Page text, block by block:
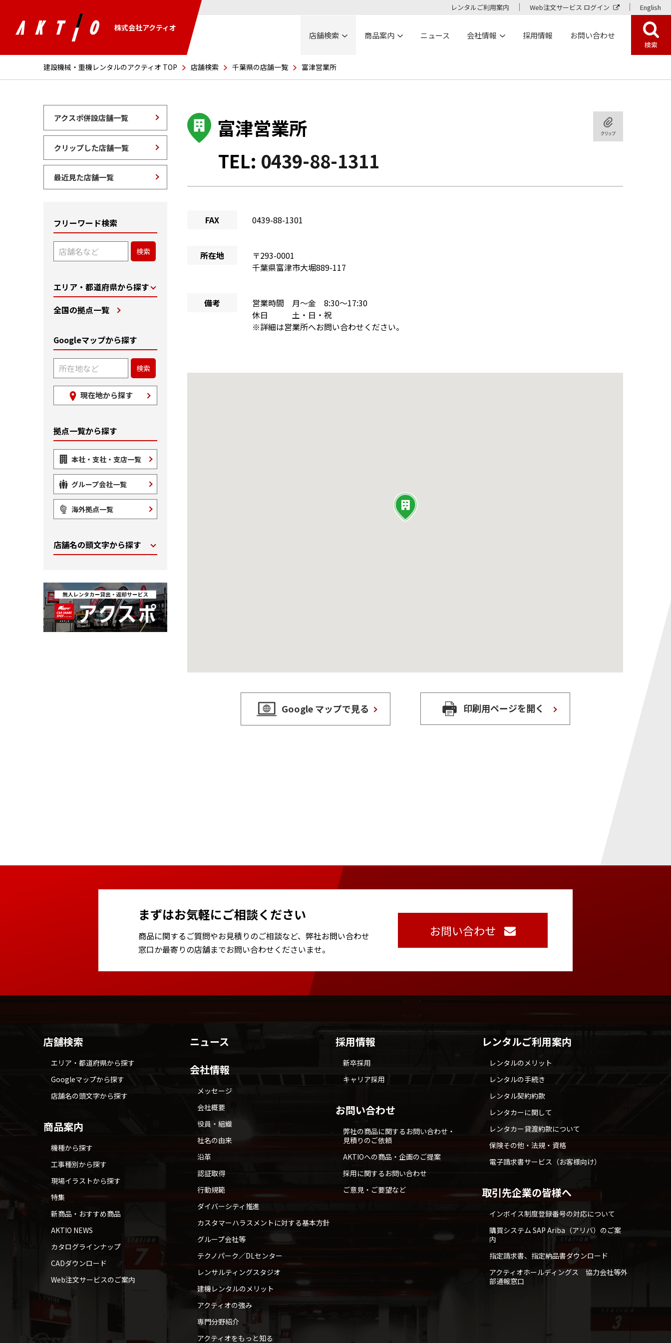
株式会社アクティオ
レンタルご利用案内 Web注文サービス ログイン English
店舗検索 商品案内 ニュース 会社情報 採用情報 お問い合わせ
検索
建設機械・重機レンタルのアクティオ TOP 店舗検索 千葉県の店舗一覧 富津営業所
富津営業所
TEL: 0439-88-1311
FAX 0439-88-1301
所在地 〒293-0001
千葉県富津市大堀889-117
備考
営業時間 月～金 8:30～17:30
休日 土・日・祝
※詳細は営業所へお問い合わせください。
Google マップで見る 印刷用ページを開く
アクスポ併設店舗一覧
クリップした店舗一覧
最近見た店舗一覧
フリーワード検索
エリア・都道府県から探す
全国の拠点一覧
Googleマップから探す
現在地から探す
拠点一覧から探す
本社・支社・支店一覧
グループ会社一覧
海外拠点一覧
店舗名の頭文字から探す
まずはお気軽にご相談ください
商品に関するご質問やお見積りのご相談など、 弊社お問い合わせ
窓口か最寄りの店舗までお問い合わせくださいませ。
お問い合わせ
店舗検索
エリア・都道府県から探す
Googleマップから探す
店舗名の頭文字から探す
商品案内
機種から探す
工事種別から探す
現場イラストから探す
特集
新商品・おすすめ商品
AKTIO NEWS
カタログラインナップ
CADダウンロード
Web注文サービスのご案内
ニュース
会社情報
メッセージ
会社概要
役員・組織
社名の由来
沿革
認証取得
行動規範
ダイバーシティ推進
カスタマーハラスメントに対する基本方針
グループ会社等
テクノパーク／DLセンター
レンサルティングスタジオ
建機レンタルのメリット
アクティオの強み
専門分野紹介
アクティオをもっと知る
採用情報
新卒採用
キャリア採用
お問い合わせ
弊社の商品に関するお問い合わせ・
見積りのご依頼
AKTIOへの商品・企画のご提案
採用に関するお問い合わせ
ご意見・ご要望など
レンタルご利用案内
レンタルのメリット
レンタルの手続き
レンタル契約約款
レンタカーに関して
レンタカー貸渡約款について
保険その他・法規・資格
電子請求書サービス（お客様向け）
取引先企業の皆様へ
インボイス制度登録番号の対応について
購買システム SAP Ariba（アリバ）のご案
内
指定請求書、指定納品書ダウンロード
アクティオホールディングス 協力会社等外
部通報窓口